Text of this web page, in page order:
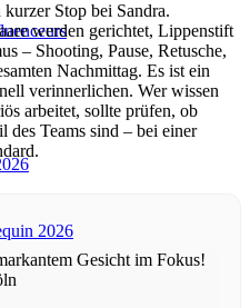
2026
Stop bei Sandra.
werden gerichtet, Lippenstift
– Shooting, Pause, Retusche,
Nachmittag. Es ist ein
verinnerlichen. Wer wissen
arbeitet, sollte prüfen, ob
des Teams sind – bei einer